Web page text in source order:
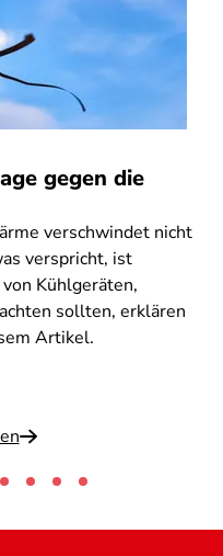
gegen die
verschwindet nicht
verspricht, ist
Kühlgeräten,
sollten, erklären
Artikel.